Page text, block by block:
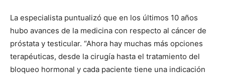
La especialista puntualizó que en los últimos 10 años
hubo avances de la medicina con respecto al cáncer de
próstata y testicular. “Ahora hay muchas más opciones
terapéuticas, desde la cirugía hasta el tratamiento del
bloqueo hormonal y cada paciente tiene una indicación